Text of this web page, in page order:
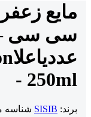
عددیاعلا
- 250ml
برند: SISIB شناسه